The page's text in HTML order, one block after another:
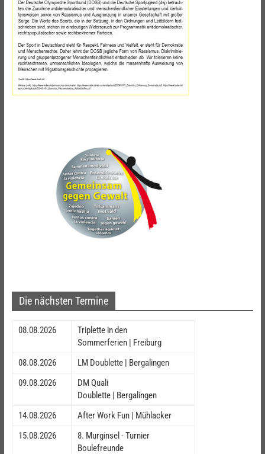
Die nächsten Termine
08.08.2026
Triplette in den
Sommerferien | Freiburg
08.08.2026
LM Doublette | Bergalingen
09.08.2026
DM Quali
Doublette | Bergalingen
14.08.2026
After Work Fun | Mühlacker
15.08.2026
8. Murginsel - Turnier
Boulefreunde